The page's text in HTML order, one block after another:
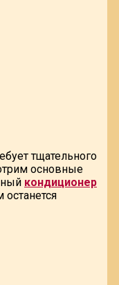
тщательного
основные
кондиционер
останется